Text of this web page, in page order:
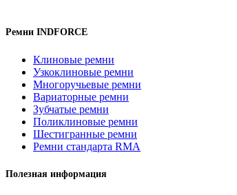
Ремни INDFORCE
Клиновые ремни
Узкоклиновые ремни
Многоручьевые ремни
Вариаторные ремни
Зубчатые ремни
Поликлиновые ремни
Шестигранные ремни
Ремни стандарта RMA
Полезная информация